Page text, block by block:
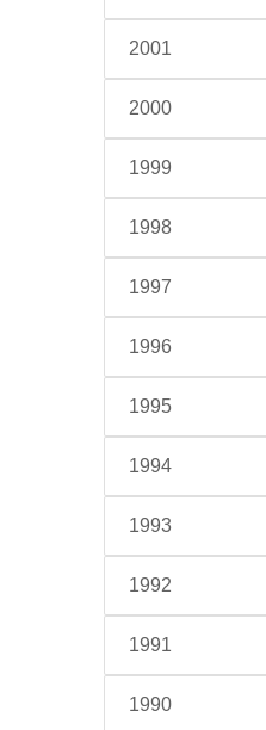
2001
2000
1999
1998
1997
1996
1995
1994
1993
1992
1991
1990